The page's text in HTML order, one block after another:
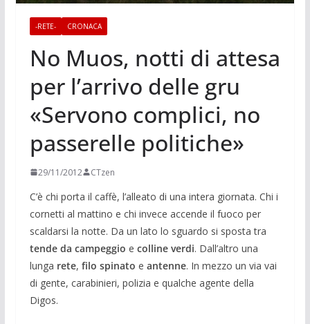
-RETE- CRONACA
No Muos, notti di attesa
per l’arrivo delle gru
«Servono complici, no
passerelle politiche»
29/11/2012 CTzen
C’è chi porta il caffè, l’alleato di una intera giornata. Chi i
cornetti al mattino e chi invece accende il fuoco per
scaldarsi la notte. Da un lato lo sguardo si sposta tra
tende da campeggio e colline verdi. Dall’altro una
lunga rete, filo spinato e antenne. In mezzo un via vai
di gente, carabinieri, polizia e qualche agente della
Digos.